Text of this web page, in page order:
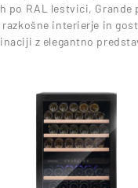
po RAL lestvici,
razkošne interierje in
z elegantno